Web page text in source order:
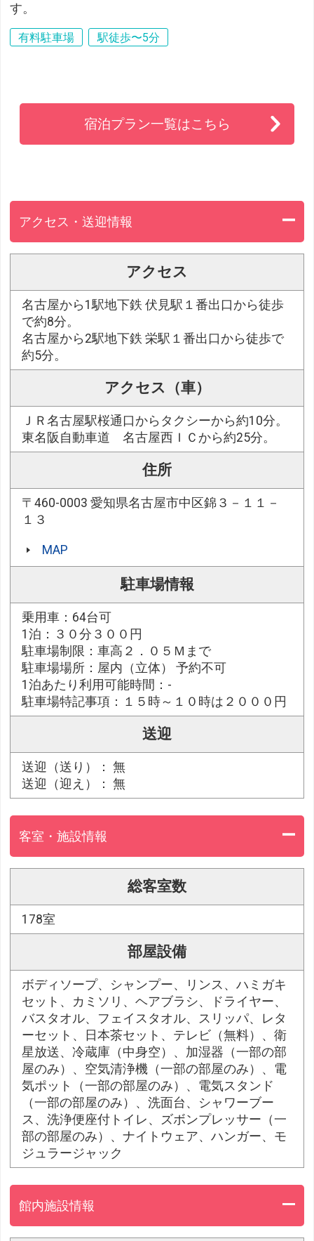
す。
有料駐車場 駅徒歩〜5分
宿泊プラン一覧はこちら
アクセス・送迎情報
アクセス
名古屋から1駅地下鉄 伏見駅１番出口から徒歩
で約8分。
名古屋から2駅地下鉄 栄駅１番出口から徒歩で
約5分。
アクセス（車）
ＪＲ名古屋駅桜通口からタクシーから約10分。
東名阪自動車道 名古屋西ＩＣから約25分。
住所
〒460-0003 愛知県名古屋市中区錦３－１１－
１３
MAP
駐車場情報
乗用車：64台可
1泊：３０分３００円
駐車場制限：車高２．０５Ｍまで
駐車場場所：屋内（立体） 予約不可
1泊あたり利用可能時間：-
駐車場特記事項：１５時～１０時は２０００円
送迎
送迎（送り）： 無
送迎（迎え）： 無
客室・施設情報
総客室数
178室
部屋設備
ボディソープ、シャンプー、リンス、ハミガキ
セット、カミソリ、ヘアブラシ、ドライヤー、
バスタオル、フェイスタオル、スリッパ、レタ
ーセット、日本茶セット、テレビ（無料）、衛
星放送、冷蔵庫（中身空）、加湿器（一部の部
屋のみ）、空気清浄機（一部の部屋のみ）、電
気ポット（一部の部屋のみ）、電気スタンド
（一部の部屋のみ）、洗面台、シャワーブー
ス、洗浄便座付トイレ、ズボンプレッサー（一
部の部屋のみ）、ナイトウェア、ハンガー、モ
ジュラージャック
館内施設情報